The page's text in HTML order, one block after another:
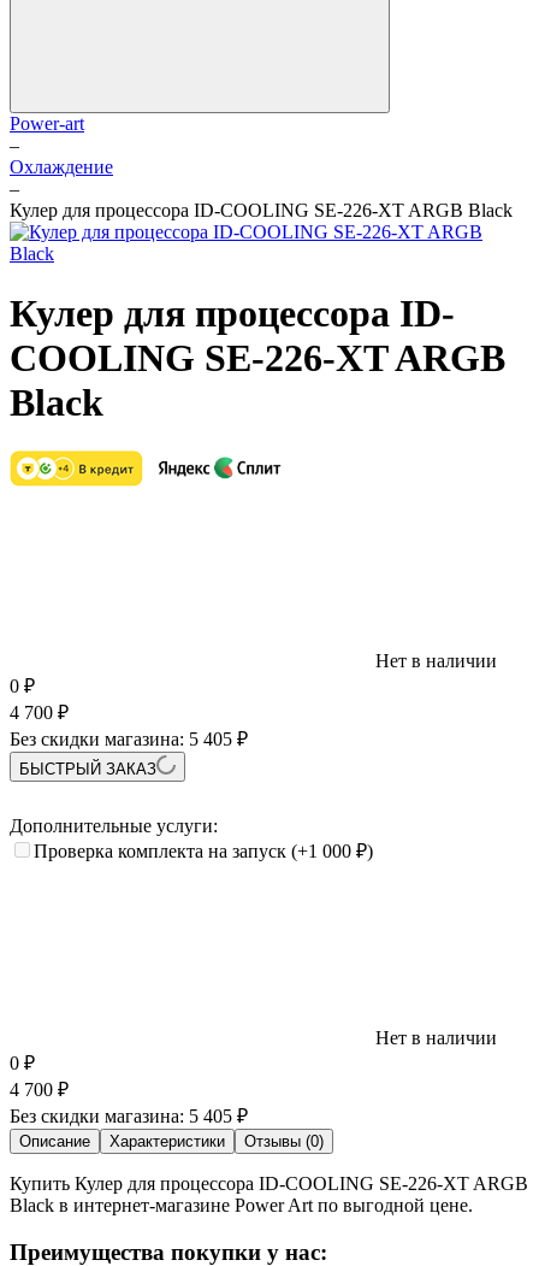
Power-art
–
Охлаждение
–
Кулер для процессора ID-COOLING SE-226-XT ARGB Black
Кулер для процессора ID-
COOLING SE-226-XT ARGB
Black
Нет в наличии
0 ₽
4 700 ₽
Без скидки магазина: 5 405 ₽
БЫСТРЫЙ ЗАКАЗ
Дополнительные услуги:
Проверка комплекта на запуск (+1 000 ₽)
Нет в наличии
0 ₽
4 700 ₽
Без скидки магазина: 5 405 ₽
Описание Характеристики Отзывы (0)
Купить Кулер для процессора ID-COOLING SE-226-XT ARGB
Black в интернет-магазине Power Art по выгодной цене.
Преимущества покупки у нас: